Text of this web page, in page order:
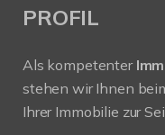
PROFIL
Als kompetenter
stehen wir Ihnen
Ihrer Immobilie zur